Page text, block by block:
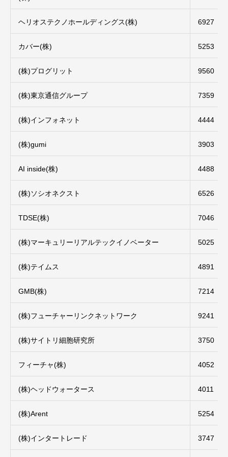
ヘリオステクノホールディングス(株) 6927
カバー(株) 5253
(株)プログリット 9560
(株)東京通信グループ 7359
(株)インフォネット 4444
(株)gumi 3903
AI inside(株) 4488
(株)ソシオネクスト 6526
TDSE(株) 7046
(株)マーキュリーリアルテックイノベーター 5025
(株)テイムス 4891
GMB(株) 7214
(株)フューチャーリンクネットワーク 9241
(株)サイトリ細胞研究所 3750
フィーチャ(株) 4052
(株)ヘッドウォータース 4011
(株)Arent 5254
(株)インタートレード 3747